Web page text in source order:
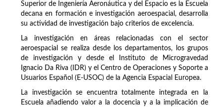
Superior de Ingeniería Aeronáutica y del Espacio es la Escuela
decana en formación e investigación aeroespacial, desarrolla
su actividad de investigación bajo criterios de excelencia.
La investigación en áreas relacionadas con el sector
aeroespacial se realiza desde los departamentos, los grupos
de investigación y desde el Instituto de Microgravedad
Ignacio Da Riva (IDR) y el Centro de Operaciones y Soporte a
Usuarios Español (E-USOC) de la Agencia Espacial Europea.
La investigación se encuentra totalmente integrada en la
Escuela añadiendo valor a la docencia y a la implicación de